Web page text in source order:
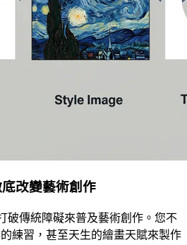
改變藝術創作
破傳統障礙來普及藝術創作。您不
練習，甚至天生的繪畫天賦來製作